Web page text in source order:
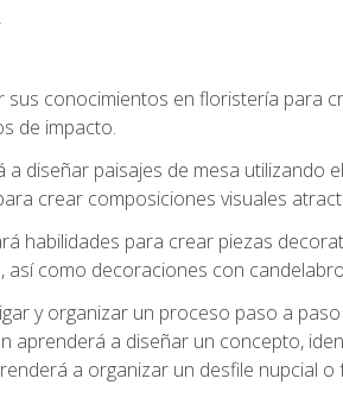
sus conocimientos en floristería para
de impacto.
a diseñar paisajes de mesa utilizando
crear composiciones visuales
habilidades para crear piezas
así como decoraciones con
y organizar un proceso paso a
aprenderá a diseñar un concepto,
a organizar un desfile nupcial